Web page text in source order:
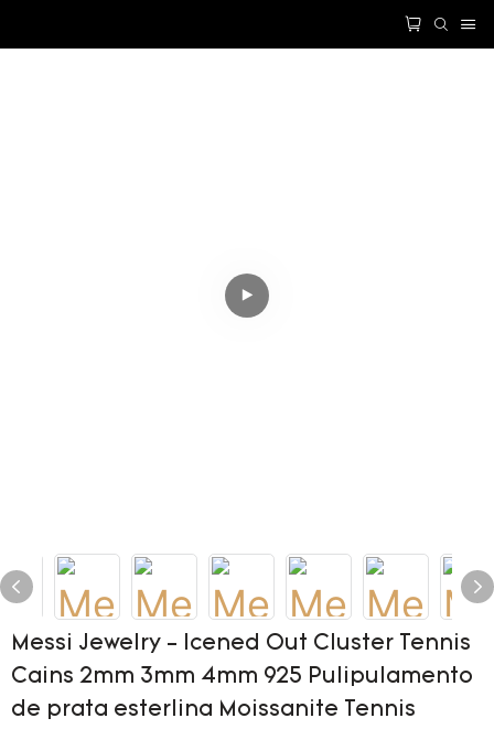
Messi Jewelry - Icened Out Cluster Tennis
Cains 2mm 3mm 4mm 925 Pulipulamento
de prata esterlina Moissanite Tennis